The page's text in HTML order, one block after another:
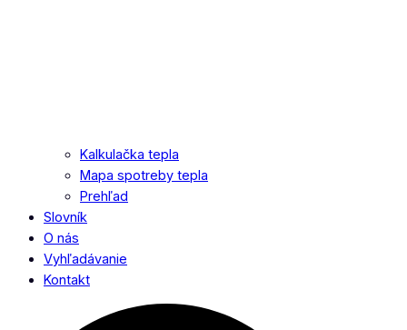
Kalkulačka tepla
Mapa spotreby tepla
Prehľad
Slovník
O nás
Vyhľadávanie
Kontakt